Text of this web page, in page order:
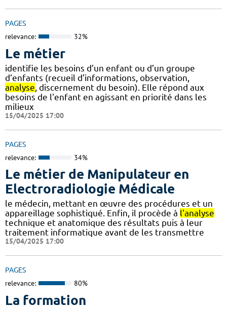
PAGES
relevance: 32%
Le métier
identifie les besoins d’un enfant ou d’un groupe
d’enfants (recueil d’informations, observation,
analyse , discernement du besoin). Elle répond aux
besoins de l'enfant en agissant en priorité dans les
milieux
15/04/2025 17:00
PAGES
relevance: 34%
Le métier de Manipulateur en
Electroradiologie Médicale
le médecin, mettant en œuvre des procédures et un
appareillage sophistiqué. Enfin, il procède à l'analyse
technique et anatomique des résultats puis à leur
traitement informatique avant de les transmettre
15/04/2025 17:00
PAGES
relevance: 80%
La formation